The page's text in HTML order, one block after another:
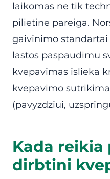
laikomas ne tik
pilietine pareiga.
gaivinimo
lastos paspaudimu
kvepavimas islieka
kvepavimo
(pavyzdziui,
Kada reikia
dirbtini